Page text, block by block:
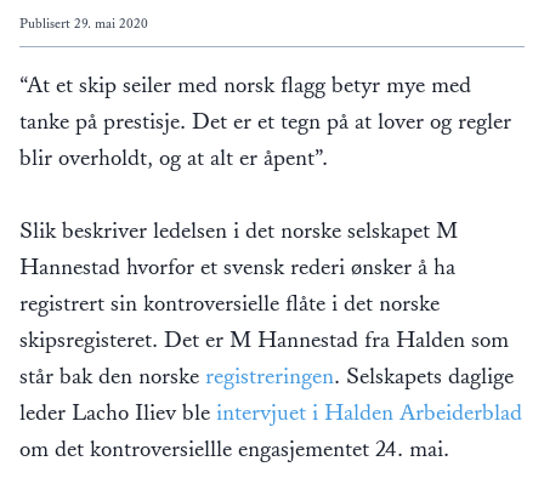
Publisert 29. mai 2020
“At et skip seiler med norsk flagg betyr mye med
tanke på prestisje. Det er et tegn på at lover og regler
blir overholdt, og at alt er åpent”.
Slik beskriver ledelsen i det norske selskapet M
Hannestad hvorfor et svensk rederi ønsker å ha
registrert sin kontroversielle flåte i det norske
skipsregisteret. Det er M Hannestad fra Halden som
står bak den norske registreringen. Selskapets daglige
leder Lacho Iliev ble intervjuet i Halden Arbeiderblad
om det kontroversiellle engasjementet 24. mai.